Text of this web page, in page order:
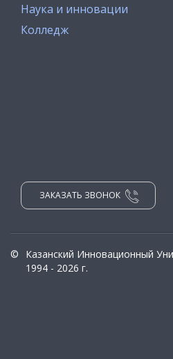
Наука и инновации
Колледж
ЗАКАЗАТЬ ЗВОНОК
©
Казанский Инновационный
1994 - 2026 г.